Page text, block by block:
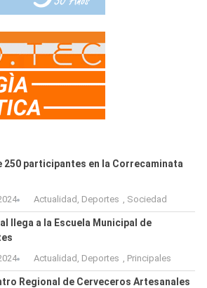
250 participantes en la Correcaminata
Actualidad , Deportes , Sociedad
llega a la Escuela Municipal de
Actualidad , Deportes , Principales
Regional de Cerveceros Artesanales